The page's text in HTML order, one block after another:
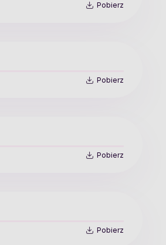
Pobierz
Pobierz
Pobierz
Pobierz